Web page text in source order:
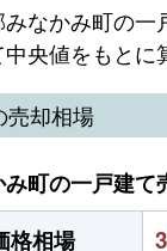
なかみ町の一
央値をもとに
売却相場
町の一戸建て
格相場